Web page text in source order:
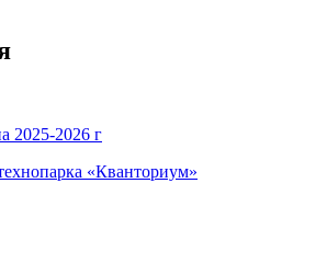
2025-2026 г
«Кванториум»